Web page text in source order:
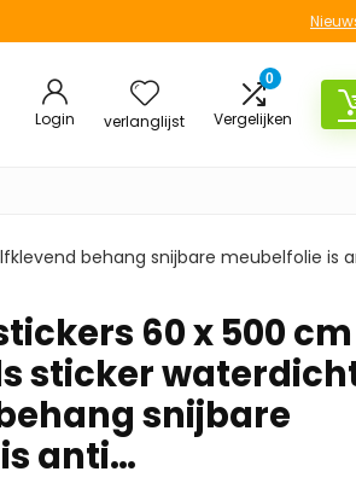
Login verlanglijst
0
Vergelijken
behang snijbare meubelfolie is
60 x 500
sticker
snijbare
anti…